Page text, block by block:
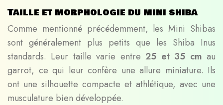
Taille et morphologie du mini shiba
Comme mentionné précédemment, les Mini Shibas
sont généralement plus petits que les Shiba Inus
standards. Leur taille varie entre25 et 35 cmau
garrot, ce qui leur confère une allure miniature. Ils
ont une silhouette compacte et athlétique, avec une
musculature bien développée.